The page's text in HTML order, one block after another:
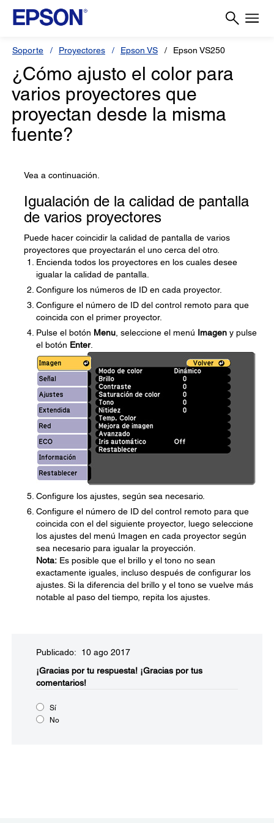
Soporte Proyectores Epson VS Epson VS250
¿Cómo ajusto el color para
varios proyectores que
proyectan desde la misma
fuente?
Vea a continuación.
Igualación de la calidad de pantalla
de varios proyectores
Puede hacer coincidir la calidad de pantalla de varios
proyectores que proyectarán el uno cerca del otro.
Encienda todos los proyectores en los cuales desee
igualar la calidad de pantalla.
Configure los números de ID en cada proyector.
Configure el número de ID del control remoto para que
coincida con el primer proyector.
Pulse el botón Menu , seleccione el menú Imagen y pulse
el botón Enter.
Configure los ajustes, según sea necesario.
Configure el número de ID del control remoto para que
coincida con el del siguiente proyector, luego seleccione
los ajustes del menú Imagen en cada proyector según
sea necesario para igualar la proyección.
Nota: Es posible que el brillo y el tono no sean
exactamente iguales, incluso después de configurar los
ajustes. Si la diferencia del brillo y el tono se vuelve más
notable al paso del tiempo, repita los ajustes.
Publicado: 10 ago 2017
¡Gracias por tu respuesta! ¡Gracias por tus
comentarios!
Sí
No